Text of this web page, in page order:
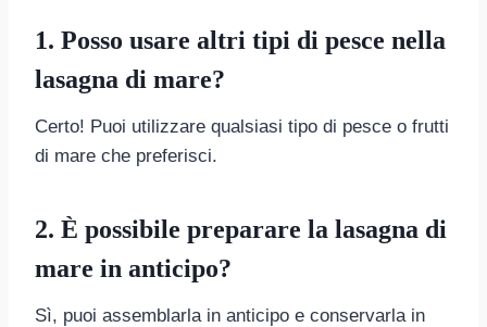
1. Posso usare altri tipi di pesce nella
lasagna di mare?
Certo! Puoi utilizzare qualsiasi tipo di pesce o frutti
di mare che preferisci.
2. È possibile preparare la lasagna di
mare in anticipo?
Sì, puoi assemblarla in anticipo e conservarla in